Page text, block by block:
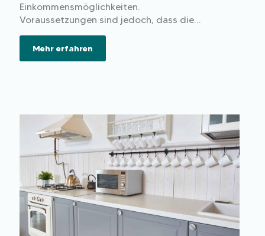
Einkommensmöglichkeiten.
Voraussetzungen sind jedoch, dass die
Widmung zulassen und dass eine passende
Gewerbeberechtigung vorliegt.
Mehr erfahren